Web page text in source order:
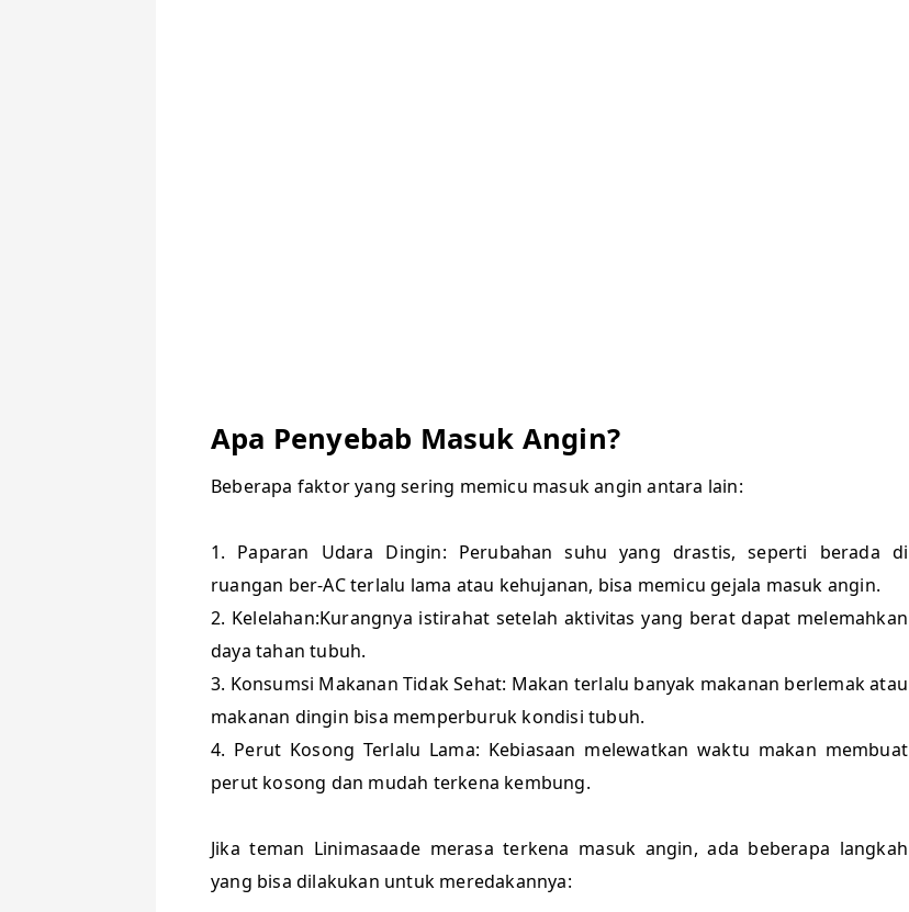
Apa Penyebab Masuk Angin?
Beberapa faktor yang sering memicu masuk angin antara lain:
1. Paparan Udara Dingin: Perubahan suhu yang drastis, seperti berada di
ruangan ber-AC terlalu lama atau kehujanan, bisa memicu gejala masuk angin.
2. Kelelahan:Kurangnya istirahat setelah aktivitas yang berat dapat melemahkan
daya tahan tubuh.
3. Konsumsi Makanan Tidak Sehat: Makan terlalu banyak makanan berlemak atau
makanan dingin bisa memperburuk kondisi tubuh.
4. Perut Kosong Terlalu Lama: Kebiasaan melewatkan waktu makan membuat
perut kosong dan mudah terkena kembung.
Jika teman Linimasaade merasa terkena masuk angin, ada beberapa langkah
yang bisa dilakukan untuk meredakannya: